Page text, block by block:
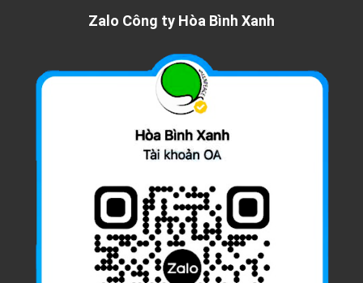
Zalo Công ty Hòa Bình Xanh